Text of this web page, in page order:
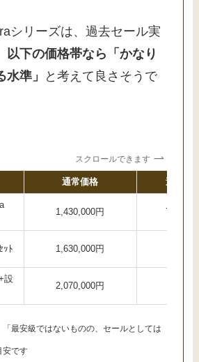
シリーズは、過去セール実
以下の価格帯なら「かなり
準」
と考えて良さそうで
スクロールできます
通常価格 過去最
1,430,000円 71万円
ｯﾄ 1,630,000円
設
2,070,000円
最安級ではないものの、セールとしては
安です